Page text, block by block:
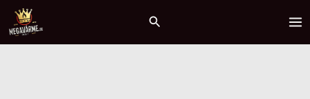
Hoppa
innehåll
Sök